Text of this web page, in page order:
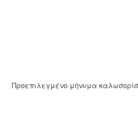
Προεπιλεγμένο μήνυμα